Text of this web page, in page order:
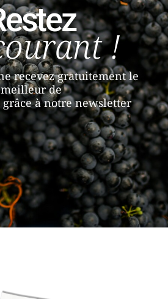
!
recevez gratuitement le
meilleur de
à notre newsletter